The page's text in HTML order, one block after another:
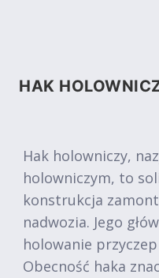
HAK
Hak holowniczy,
holowniczym, to
konstrukcja
nadwozia. Jego
holowanie
Obecność haka